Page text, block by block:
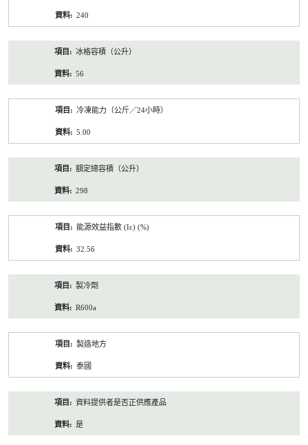
240
冰格容積（公升）
56
冷凍能力（公斤／24小時）
5.00
額定總容積（公升）
298
能源效益指數 (Iε) (%)
32.56
製冷劑
R600a
製造地方
泰國
資料提供者是否正供應產品
是